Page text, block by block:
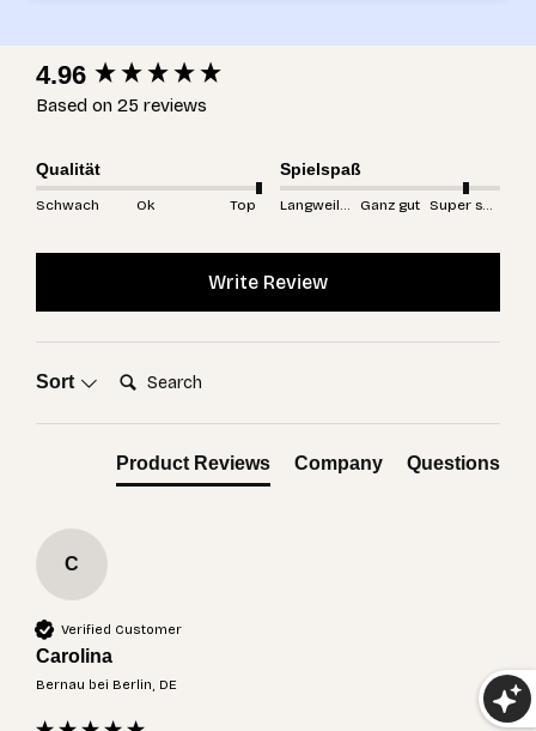
4.96
Based on 25 reviews
Qualität
Schwach Ok Top
Spielspaß
Langweilig Ganz gut Super spannend
Write Review
Sort Search:
Product Reviews Company Questions
C
Verified Customer
Carolina
Bernau bei Berlin, DE
New content loaded